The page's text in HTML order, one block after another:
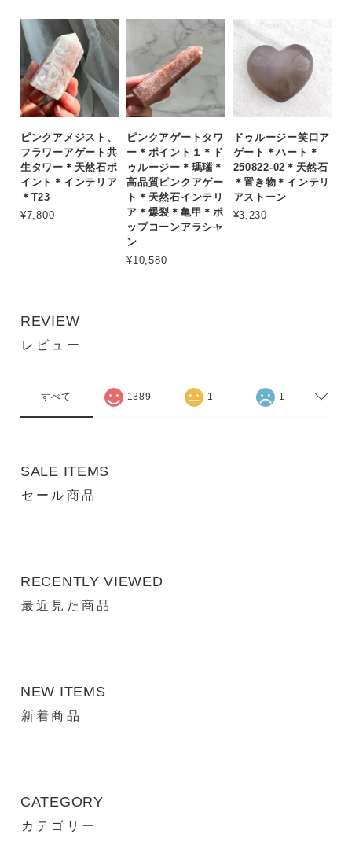
ピンクアメジスト、
フラワーアゲート共
生タワー＊天然石ポ
イント＊インテリア
＊T23
¥7,800
ピンクアゲートタワ
ー＊ポイント１＊ド
ゥルージー＊瑪瑙＊
高品質ピンクアゲー
ト＊天然石インテリ
ア＊爆裂＊亀甲＊ポ
ップコーンアラシャ
ン
¥10,580
ドゥルージー笑口ア
ゲート＊ハート＊
250822-02＊天然石
＊置き物＊インテリ
アストーン
¥3,230
REVIEW
レビュー
すべて 1389 1 1
SALE ITEMS
セール商品
RECENTLY VIEWED
最近見た商品
NEW ITEMS
新着商品
CATEGORY
カテゴリー